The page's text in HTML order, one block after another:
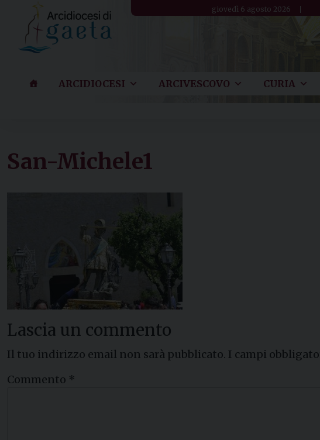
content
giovedì 6 agosto 2026
ARCIDIOCESI ARCIVESCOVO CURIA
San-Michele1
Lascia un commento
Il tuo indirizzo email non sarà pubblicato. I campi
Commento *